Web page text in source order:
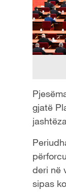
gjatë
deri në
sipas